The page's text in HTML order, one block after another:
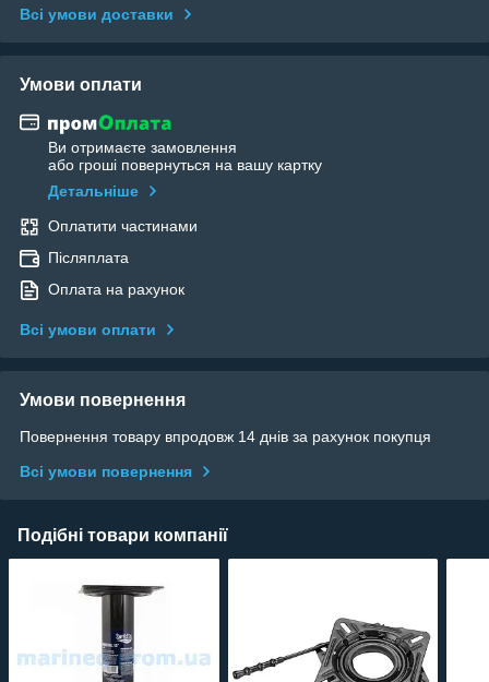
Всі умови доставки
Умови оплати
Ви отримаєте замовлення
або гроші повернуться на вашу картку
Детальніше
Оплатити частинами
Післяплата
Оплата на рахунок
Всі умови оплати
Умови повернення
Повернення товару впродовж 14 днів за рахунок покупця
Всі умови повернення
Подібні товари компанії